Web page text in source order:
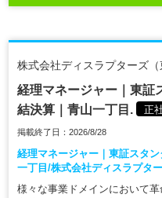
株式会社ディスラプターズ（
経理マネージャー｜東証
結決算｜青山一丁目.
正
掲載終了日：2026/8/28
経理マネージャー｜東証スタ
一丁目/株式会社ディスラプタ
様々な事業ドメインにおいて